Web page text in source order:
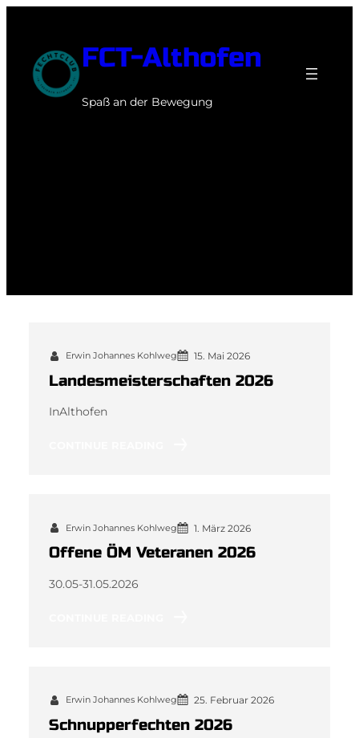
springen
FCT-Althofen
Spaß an der Bewegung
Erwin Johannes Kohlweg 15. Mai 2026
Landesmeisterschaften 2026
InAlthofen
Erwin Johannes Kohlweg 1. März 2026
Offene ÖM Veteranen 2026
30.05-31.05.2026
Erwin Johannes Kohlweg 25. Februar 2026
Schnupperfechten 2026